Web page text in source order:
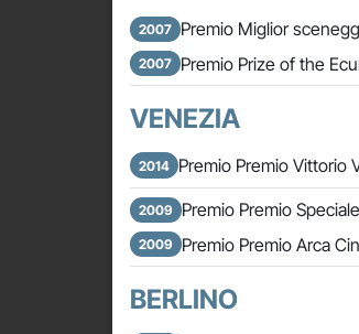
2007 Premio Miglior
2007 Premio Prize of the
VENEZIA
2014 Premio Premio Vittorio
2009 Premio Premio
2009 Premio Premio Arca
BERLINO